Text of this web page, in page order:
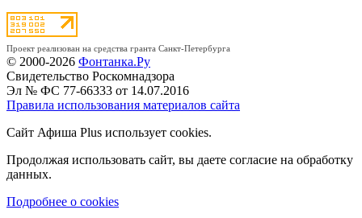
Проект реализован на средства гранта Санкт-Петербурга
© 2000-2026 Фонтанка.Ру
Свидетельство Роскомнадзора
Эл № ФС 77-66333 от 14.07.2016
Правила использования материалов сайта
Сайт Афиша Plus использует cookies.
Продолжая использовать сайт, вы даете согласие на обработку
данных.
Подробнее о cookies